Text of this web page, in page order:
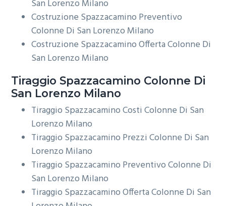
San Lorenzo Milano
Costruzione Spazzacamino Preventivo
Colonne Di San Lorenzo Milano
Costruzione Spazzacamino Offerta Colonne Di
San Lorenzo Milano
Tiraggio Spazzacamino Colonne Di
San Lorenzo Milano
Tiraggio Spazzacamino Costi Colonne Di San
Lorenzo Milano
Tiraggio Spazzacamino Prezzi Colonne Di San
Lorenzo Milano
Tiraggio Spazzacamino Preventivo Colonne Di
San Lorenzo Milano
Tiraggio Spazzacamino Offerta Colonne Di San